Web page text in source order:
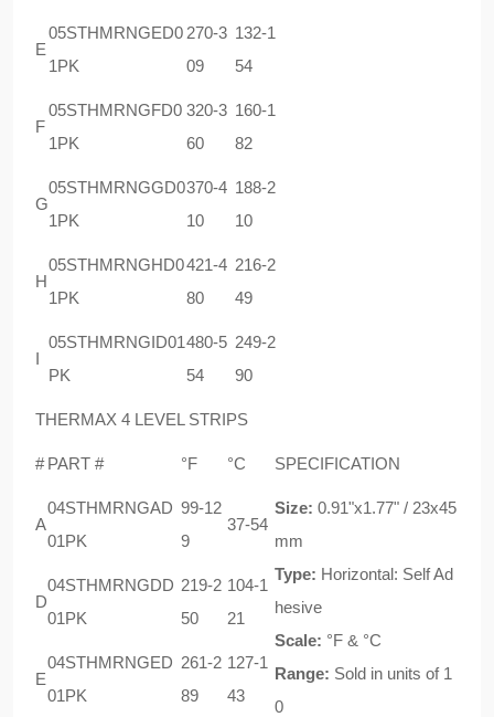
E
05STHMRNGED0
1PK
270-3
09
132-1
54
F
05STHMRNGFD0
1PK
320-3
60
160-1
82
G
05STHMRNGGD0
1PK
370-4
10
188-2
10
H
05STHMRNGHD0
1PK
421-4
80
216-2
49
I
05STHMRNGID01
PK
480-5
54
249-2
90
THERMAX 4 LEVEL STRIPS
# PART # °F °C SPECIFICATION
A
04STHMRNGAD
01PK
99-12
9
37-54
Size: 0.91"x1.77" / 23x45
mm
Type: Horizontal: Self Ad
hesive
Scale: °F & °C
Range: Sold in units of 1
0
D
04STHMRNGDD
01PK
219-2
50
104-1
21
E
04STHMRNGED
01PK
261-2
89
127-1
43